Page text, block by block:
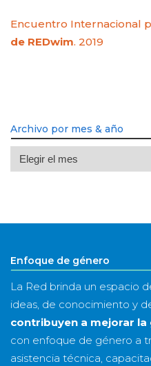
Encuentro Internacional
de REDwim. 2019
Archivo por mes & año
Archivo
por
año
Enfoque de género
La Red brinda un espacio
ideas, de conocimiento y
contribuyen a mejorar
con enfoque de género a
asistencia técnica,